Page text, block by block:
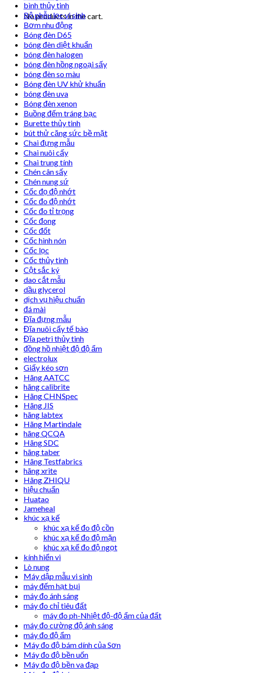
No products in the cart.
bình thủy tinh
Bộ phễu lọc vi sinh
Bơm nhu động
Bóng đèn D65
bóng đèn diệt khuẩn
bóng đèn halogen
bóng đèn hồng ngoại sấy
bóng đèn so màu
Bóng đèn UV khử khuẩn
bóng đèn uva
Bóng đèn xenon
Buồng đếm tráng bạc
Burette thủy tinh
bút thử căng sức bề mặt
Chai đựng mẫu
Chai nuôi cấy
Chai trung tính
Chén cân sấy
Chén nung sứ
Cốc đọ độ nhớt
Cốc đo độ nhớt
Cốc đo tỉ trọng
Cốc đong
Cốc đốt
Cốc hình nón
Cốc lọc
Cốc thủy tinh
Cột sắc ký
dao cắt mẫu
dầu glycerol
dịch vụ hiệu chuẩn
đá mài
Đĩa đựng mẫu
Đĩa nuôi cấy tế bào
Đĩa petri thủy tinh
đồng hồ nhiệt độ độ ẩm
electrolux
Giấy kéo sơn
Hãng AATCC
hãng calibrite
Hãng CHNSpec
Hãng JIS
hãng labtex
Hãng Martindale
hãng QCQA
Hãng SDC
hãng taber
Hãng Testfabrics
hãng xrite
Hãng ZHIQU
hiệu chuẩn
Huatao
Jameheal
khúc xạ kế
khúc xạ kế đo độ cồn
khúc xạ kế đo độ mặn
khúc xạ kế đo độ ngọt
kính hiển vi
Lò nung
Máy dập mẫu vi sinh
máy đếm hạt bụi
máy đo ánh sáng
máy đo chỉ tiêu đất
máy đo ph-Nhiệt độ-độ ẩm của đất
máy đo cường độ ánh sáng
máy đo độ ẩm
Máy đo độ bám dính của Sơn
Máy đo độ bền uốn
Máy đo độ bền va đạp